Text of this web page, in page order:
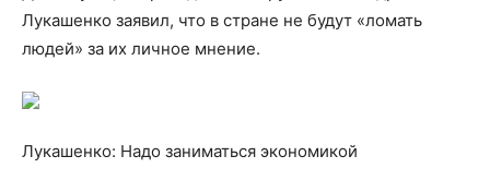
Лукашенко заявил, что в стране не будут «ломать
людей» за их личное мнение.
Лукашенко: Надо заниматься экономикой